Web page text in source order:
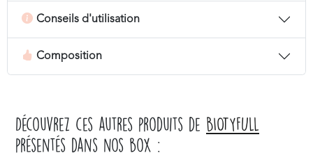
Conseils d'utilisation
Composition
Découvrez ces autres produits de BIOTYFULL
présentés dans nos box :